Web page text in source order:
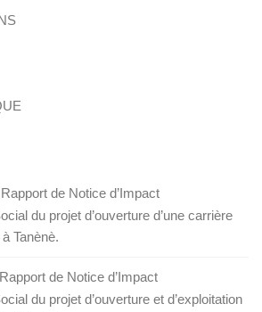
de Notice d’Impact
du projet d’ouverture d’une carrière
Tanènè.
de Notice d’Impact
du projet d’ouverture et d’exploitation